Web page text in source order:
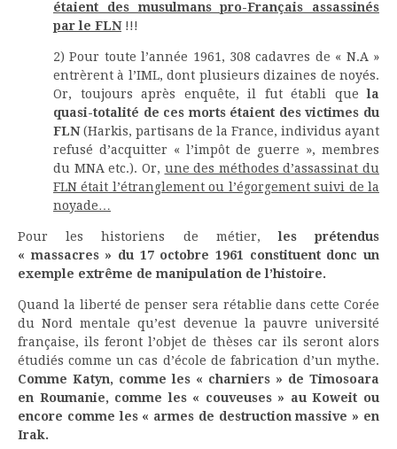
étaient des musulmans pro-Français assassinés
par le FLN !!!
2) Pour toute l’année 1961, 308 cadavres de « N.A »
entrèrent à l’IML, dont plusieurs dizaines de noyés.
Or, toujours après enquête, il fut établi quela
quasi-totalité de ces morts étaient des victimes du
FLN(Harkis, partisans de la France, individus ayant
refusé d’acquitter « l’impôt de guerre », membres
du MNA etc.). Or, une des méthodes d’assassinat du
FLN était l’étranglement ou l’égorgement suivi de la
noyade…
Pour les historiens de métier,les prétendus
« massacres » du 17 octobre 1961 constituent donc un
exemple extrême de manipulation de l’histoire.
Quand la liberté de penser sera rétablie dans cette Corée
du Nord mentale qu’est devenue la pauvre université
française, ils feront l’objet de thèses car ils seront alors
étudiés comme un cas d’école de fabrication d’un mythe.
Comme Katyn, comme les « charniers » de Timosoara
en Roumanie, comme les « couveuses » au Koweit ou
encore comme les « armes de destruction massive » en
Irak.